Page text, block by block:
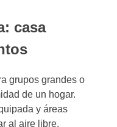
casa
grupos grandes o
de un hogar.
y áreas
al aire libre.